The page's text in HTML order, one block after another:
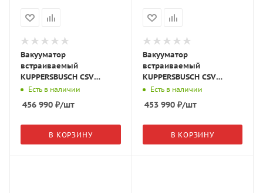
Вакууматор
встраиваемый
KUPPERSBUSCH CSV
6800.0 S2 чёрное
стекло/Black Chrome
Есть в наличии
456 990 ₽/шт
В КОРЗИНУ
Вакууматор
встраиваемый
KUPPERSBUSCH CSV
6800.0 S1 чёрное
стекло/Stainless Steel
Есть в наличии
453 990₽/шт
В КОРЗИНУ